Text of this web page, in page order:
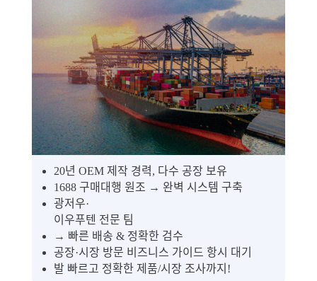
20년 OEM 제작 경력, 다수 공장 보유
1688 구매대행 원조 → 완벽 시스템 구축
광저우·
이우푸텐 전문 팀
→ 빠른 배송 & 정확한 검수
공장·시장 방문 비즈니스 가이드 항시 대기
발 빠르고 정확한 제품/시장 조사까지!